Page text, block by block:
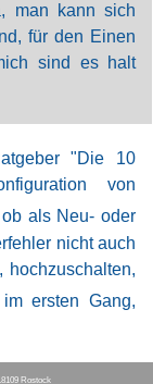
man kann sich
für den Einen
sind es halt
"Die 10
von
als Neu- oder
nicht auch
hochzuschalten,
im ersten Gang,
Rostock